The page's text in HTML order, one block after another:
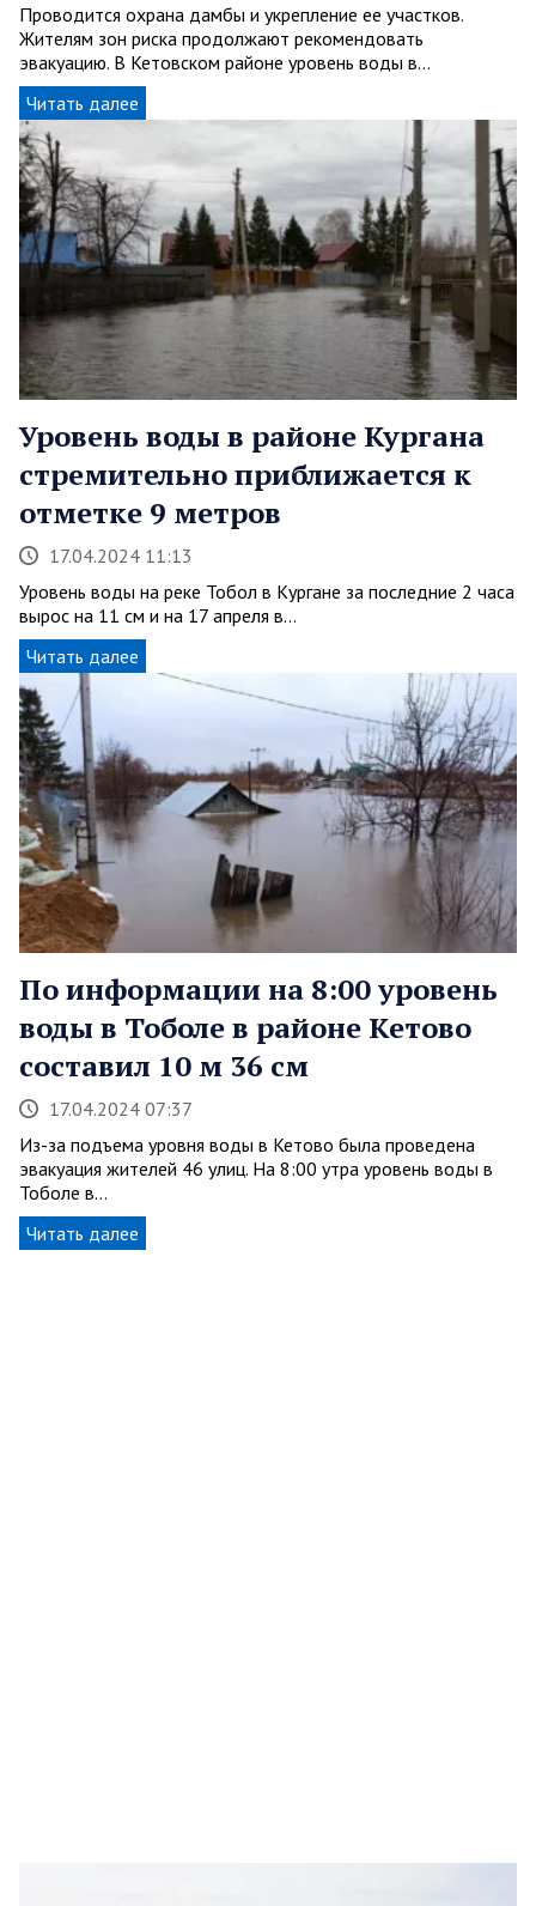
Проводится охрана дамбы и укрепление ее участков.
Жителям зон риска продолжают рекомендовать
эвакуацию. В Кетовском районе уровень воды в…
Читать далее
Уровень воды в районе Кургана
стремительно приближается к
отметке 9 метров
17.04.2024 11:13
Уровень воды на реке Тобол в Кургане за последние 2 часа
вырос на 11 см и на 17 апреля в…
Читать далее
По информации на 8:00 уровень
воды в Тоболе в районе Кетово
составил 10 м 36 см
17.04.2024 07:37
Из-за подъема уровня воды в Кетово была проведена
эвакуация жителей 46 улиц. На 8:00 утра уровень воды в
Тоболе в…
Читать далее